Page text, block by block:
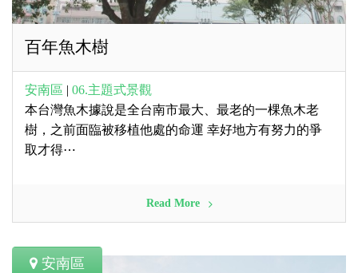
百年魚木樹
安南區 | 06.主題式景觀
本台灣魚木據說是全台南市最大、最老的一棵魚木老
樹，之前面臨被移植他處的命運 幸好地方有努力的爭
取才得⋯
Read More
安南區